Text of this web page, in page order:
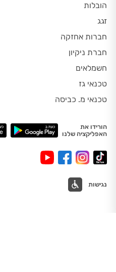
הובלות
זגג
חברות אחזקה
חברת ניקיון
חשמלאים
טכנאי גז
טכנאי מ. כביסה
הורידו את
האפליקציה שלנו
נגישות